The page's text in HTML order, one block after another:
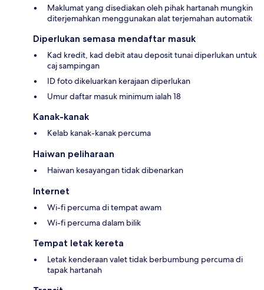
Maklumat yang disediakan oleh pihak hartanah mungkin
diterjemahkan menggunakan alat terjemahan automatik
Diperlukan semasa mendaftar masuk
Kad kredit, kad debit atau deposit tunai diperlukan untuk
caj sampingan
ID foto dikeluarkan kerajaan diperlukan
Umur daftar masuk minimum ialah 18
Kanak-kanak
Kelab kanak-kanak percuma
Haiwan peliharaan
Haiwan kesayangan tidak dibenarkan
Internet
Wi-fi percuma di tempat awam
Wi-fi percuma dalam bilik
Tempat letak kereta
Letak kenderaan valet tidak berbumbung percuma di
tapak hartanah